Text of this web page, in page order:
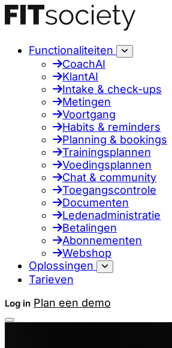
Functionaliteiten
CoachAI
KlantAI
Intake & check-ups
Metingen
Voortgang
Habits & reminders
Planning & bookings
Trainingsplannen
Voedingsplannen
Chat & community
Toegangscontrole
Documenten
Ledenadministratie
Betalingen
Abonnementen
Webshop
Oplossingen
Tarieven
Log in Plan een demo